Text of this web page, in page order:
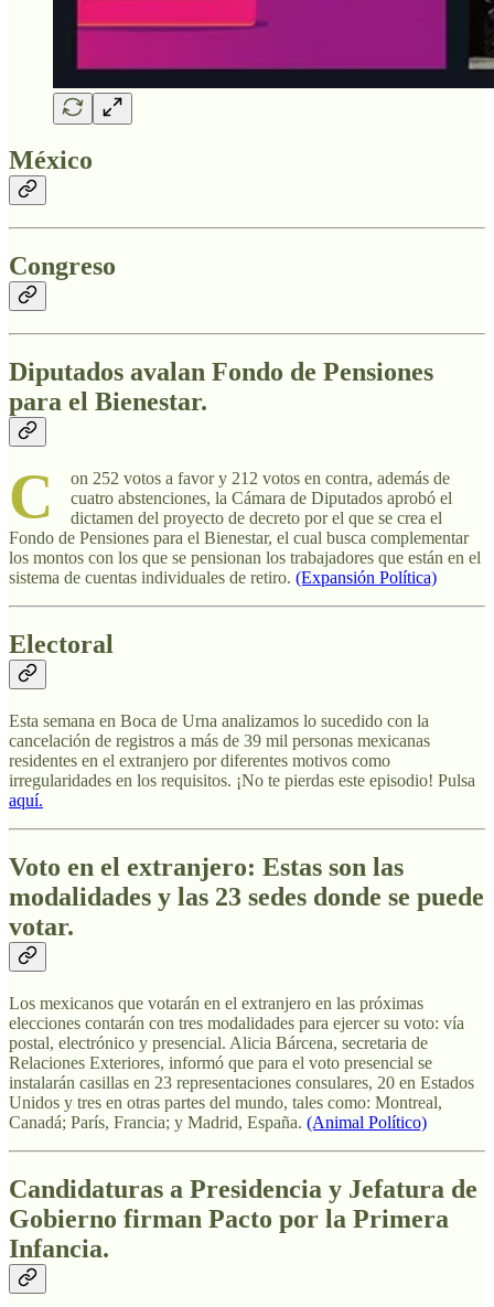
México
Congreso
Diputados avalan Fondo de Pensiones
para el Bienestar.
C
on 252 votos a favor y 212 votos en contra, además de
cuatro abstenciones, la Cámara de Diputados aprobó el
dictamen del proyecto de decreto por el que se crea el
Fondo de Pensiones para el Bienestar, el cual busca complementar
los montos con los que se pensionan los trabajadores que están en el
sistema de cuentas individuales de retiro. (Expansión Política)
Electoral
Esta semana en Boca de Urna analizamos lo sucedido con la
cancelación de registros a más de 39 mil personas mexicanas
residentes en el extranjero por diferentes motivos como
irregularidades en los requisitos. ¡No te pierdas este episodio! Pulsa
aquí.
Voto en el extranjero: Estas son las
modalidades y las 23 sedes donde se puede
votar.
Los mexicanos que votarán en el extranjero en las próximas
elecciones contarán con tres modalidades para ejercer su voto: vía
postal, electrónico y presencial. Alicia Bárcena, secretaria de
Relaciones Exteriores, informó que para el voto presencial se
instalarán casillas en 23 representaciones consulares, 20 en Estados
Unidos y tres en otras partes del mundo, tales como: Montreal,
Canadá; París, Francia; y Madrid, España. (Animal Político)
Candidaturas a Presidencia y Jefatura de
Gobierno firman Pacto por la Primera
Infancia.